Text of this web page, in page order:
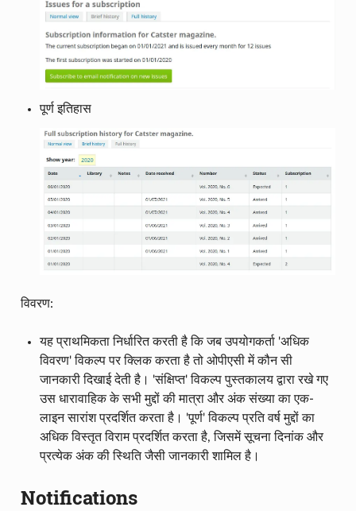
पूर्ण इतिहास
विवरण:
यह प्राथमिकता निर्धारित करती है कि जब उपयोगकर्ता 'अधिक
विवरण' विकल्प पर क्लिक करता है तो ओपीएसी में कौन सी
जानकारी दिखाई देती है। 'संक्षिप्त' विकल्प पुस्तकालय द्वारा रखे गए
उस धारावाहिक के सभी मुद्दों की मात्रा और अंक संख्या का एक-
लाइन सारांश प्रदर्शित करता है। 'पूर्ण' विकल्प प्रति वर्ष मुद्दों का
अधिक विस्तृत विराम प्रदर्शित करता है, जिसमें सूचना दिनांक और
प्रत्येक अंक की स्थिति जैसी जानकारी शामिल है।
Notifications